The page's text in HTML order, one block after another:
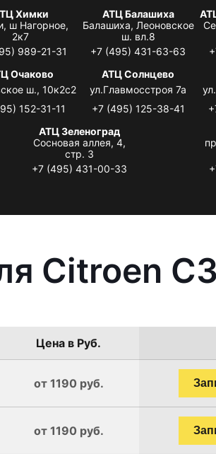
Химки
ш Нагорное,
2к7
989-21-31
АТЦ Балашиха
Балашиха, Леоновское
ш. вл.8
+7 (495) 431-63-63
Очаково
ш., 10к2с2
152-31-11
АТЦ Солнцево
ул.Главмосстроя 7а
+7 (495) 125-38-41
АТЦ Зеленоград
Сосновая аллея, 4,
стр. 3
+7 (495) 431-00-33
Citroen C3
Цена в Руб.
от 1190 руб.
от 1190 руб.